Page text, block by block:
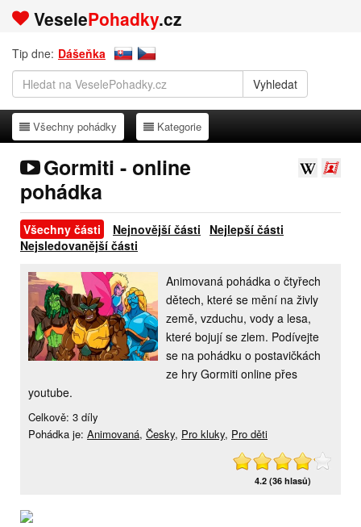
VeselePohadky.cz
Tip dne: Dášeňka
Všechny pohádky
Všechny pohádky Kategorie
Kategorie
Gormiti - online
pohádka
Všechny části Nejnovější části
Nejlepší části
Nejsledovanější části
Animovaná pohádka o čtyřech
dětech, které se mění na živly
země, vzduchu, vody a lesa,
které bojují se zlem. Podívejte
se na pohádku o postavičkách
ze hry Gormiti online přes
youtube.
Celkově: 3 díly
Pohádka je: Animovaná, Česky, Pro kluky, Pro děti
4.2 (36 hlasů)